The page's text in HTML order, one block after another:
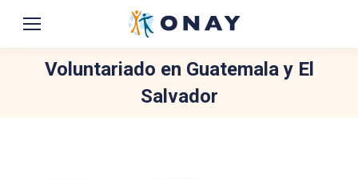
Voluntariado en Guatemala y El
Salvador